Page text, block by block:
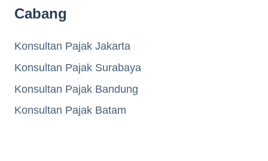
Cabang
Konsultan Pajak Jakarta
Konsultan Pajak Surabaya
Konsultan Pajak Bandung
Konsultan Pajak Batam